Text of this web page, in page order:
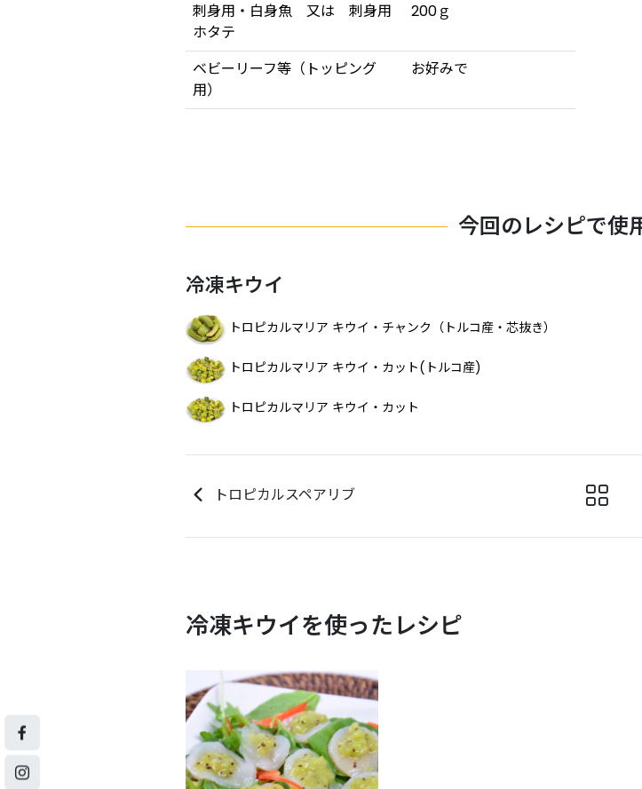
刺身用・白身魚 又は 刺身用
ホタテ
200ｇ
ベビーリーフ等（トッピング
用）
お好みで
今回のレシピで使
冷凍キウイ
トロピカルマリア キウイ・チャンク（トルコ産・芯抜き）
トロピカルマリア キウイ・カット(トルコ産)
トロピカルマリア キウイ・カット
トロピカルスペアリブ
冷凍キウイを使ったレシピ